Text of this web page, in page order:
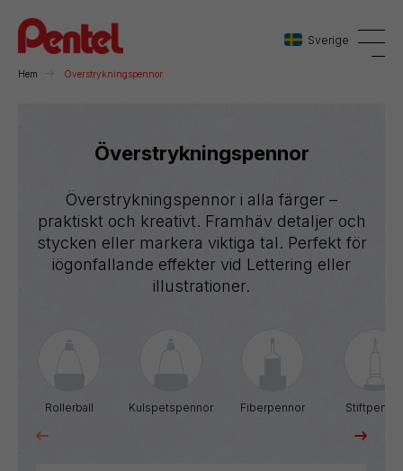
Sverige
Sverige
Norge
Hem Överstrykningspennor
Överstrykningspennor
Överstrykningspennor i alla färger –
praktiskt och kreativt. Framhäv detaljer och
stycken eller markera viktiga tal. Perfekt för
iögonfallande effekter vid Lettering eller
illustrationer.
Rollerball Kulspetspennor Fiberpennor